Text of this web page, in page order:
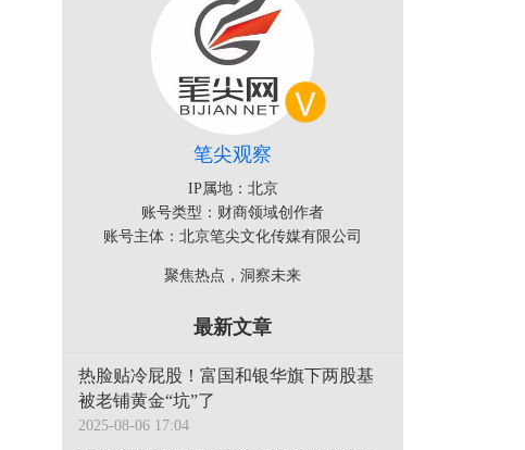
笔尖观察
IP属地：北京
账号类型：财商领域创作者
账号主体：北京笔尖文化传媒有限公司
聚焦热点，洞察未来
最新文章
热脸贴冷屁股！富国和银华旗下两股基
被老铺黄金“坑”了
2025-08-06 17:04